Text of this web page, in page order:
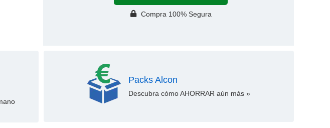
Compra 100% Segura
Packs Alcon
Descubra cómo AHORRAR aún más »